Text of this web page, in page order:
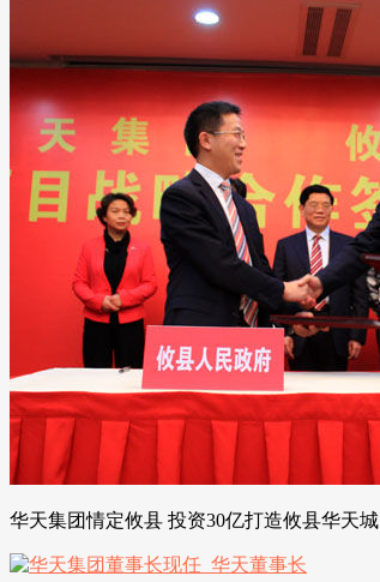
华天集团情定攸县 投资30亿打造攸县华天城